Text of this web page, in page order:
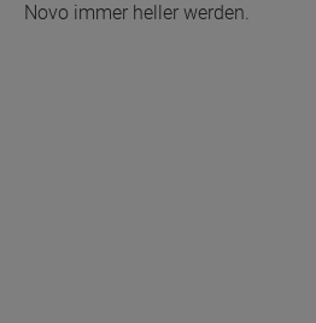
Novo immer heller werden.